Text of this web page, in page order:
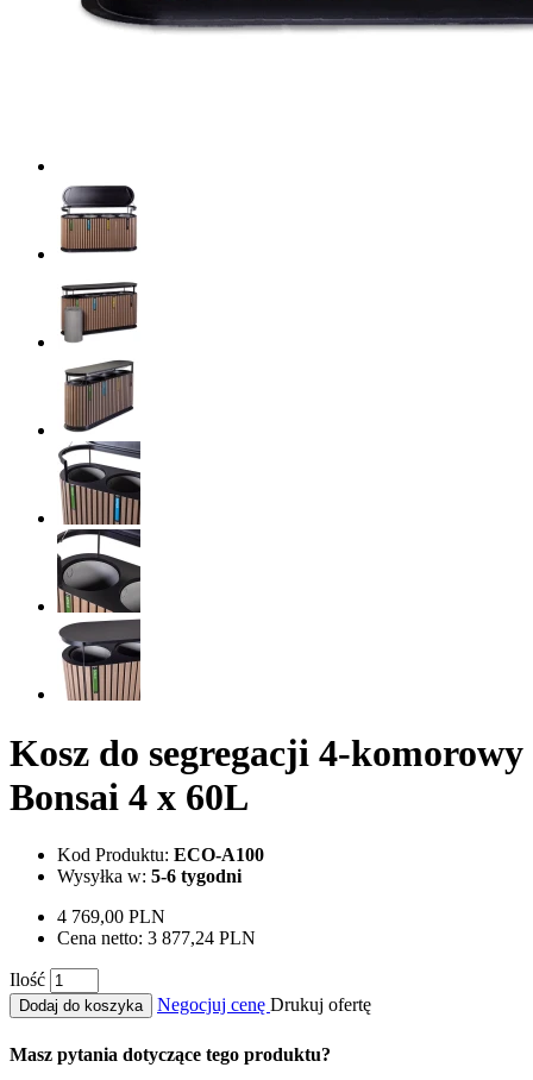
Kosz do segregacji 4-komorowy
Bonsai 4 x 60L
Kod Produktu: ECO-A100
Wysyłka w: 5-6 tygodni
4 769,00 PLN
Cena netto: 3 877,24 PLN
Ilość
Dodaj do koszyka Negocjuj cenę Drukuj ofertę
Masz pytania dotyczące tego produktu?